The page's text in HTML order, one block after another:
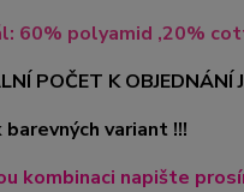
60% polyamid ,20%
POČET K OBJEDNÁNÍ
variant !!!
kombinaci napište